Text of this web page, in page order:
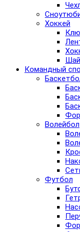
Хоккей
Командный
Волейбол
Футбол